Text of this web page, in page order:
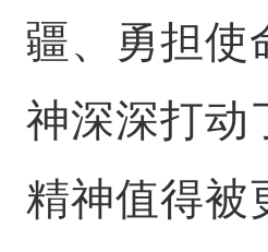
疆、勇担使
神深深打动
精神值得被